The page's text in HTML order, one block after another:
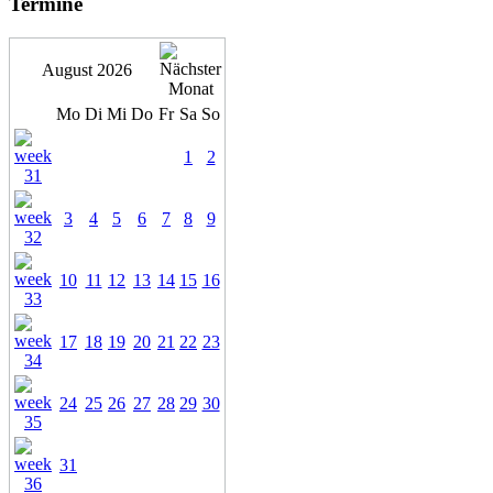
August 2026
Mo Di Mi Do Fr Sa So
1 2
3 4 5 6 7 8 9
10 11 12 13 14 15 16
17 18 19 20 21 22 23
24 25 26 27 28 29 30
31